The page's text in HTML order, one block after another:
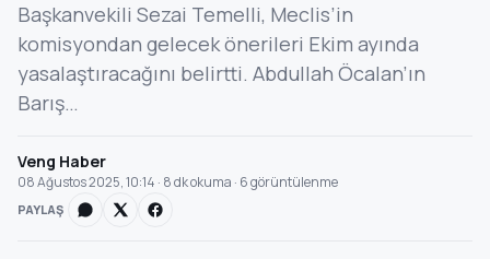
Başkanvekili Sezai Temelli, Meclis’in
komisyondan gelecek önerileri Ekim ayında
yasalaştıracağını belirtti. Abdullah Öcalan’ın
Barış…
Veng Haber
08 Ağustos 2025, 10:14 · 8 dk okuma · 6 görüntülenme
PAYLAŞ